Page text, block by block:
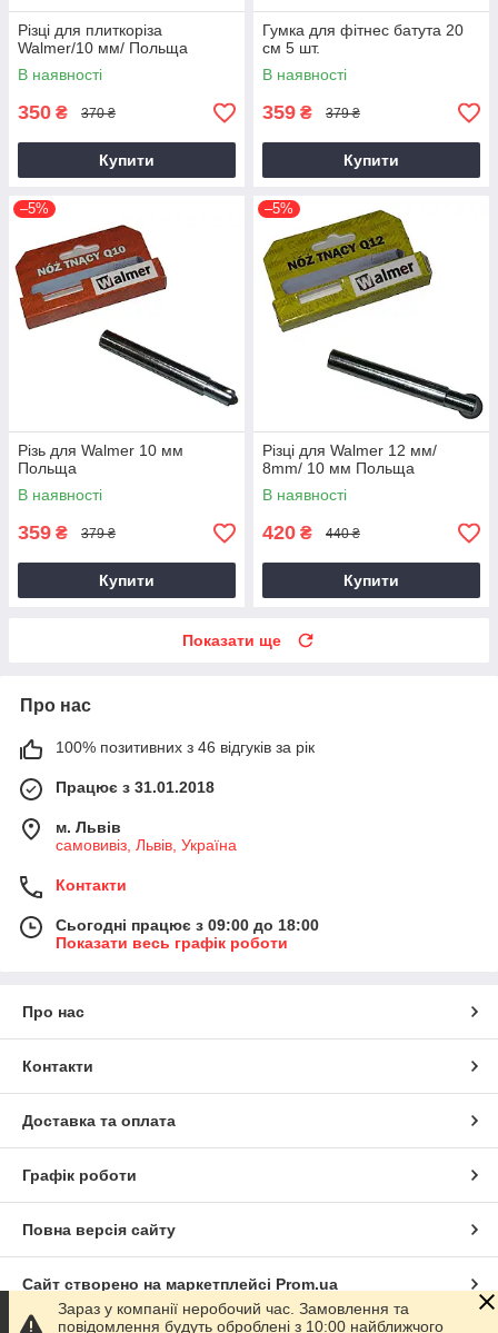
Різці для плиткоріза
Walmer/10 мм/ Польща
В наявності
350 ₴ 370 ₴
Купити
Гумка для фітнес батута 20
см 5 шт.
В наявності
359 ₴ 379 ₴
Купити
–5%
Різь для Walmer 10 мм
Польща
В наявності
359 ₴ 379 ₴
Купити
–5%
Різці для Walmer 12 мм/
8mm/ 10 мм Польща
В наявності
420 ₴ 440 ₴
Купити
Показати ще
Про нас
100% позитивних з 46 відгуків за рік
Працює з 31.01.2018
м. Львів
самовивіз, Львів, Україна
Контакти
Сьогодні працює з 09:00 до 18:00
Показати весь графік роботи
Про нас
Контакти
Доставка та оплата
Графік роботи
Повна версія сайту
Сайт створено на маркетплейсі Prom.ua
Зараз у компанії неробочий час. Замовлення та
повідомлення будуть оброблені з 10:00 найближчого